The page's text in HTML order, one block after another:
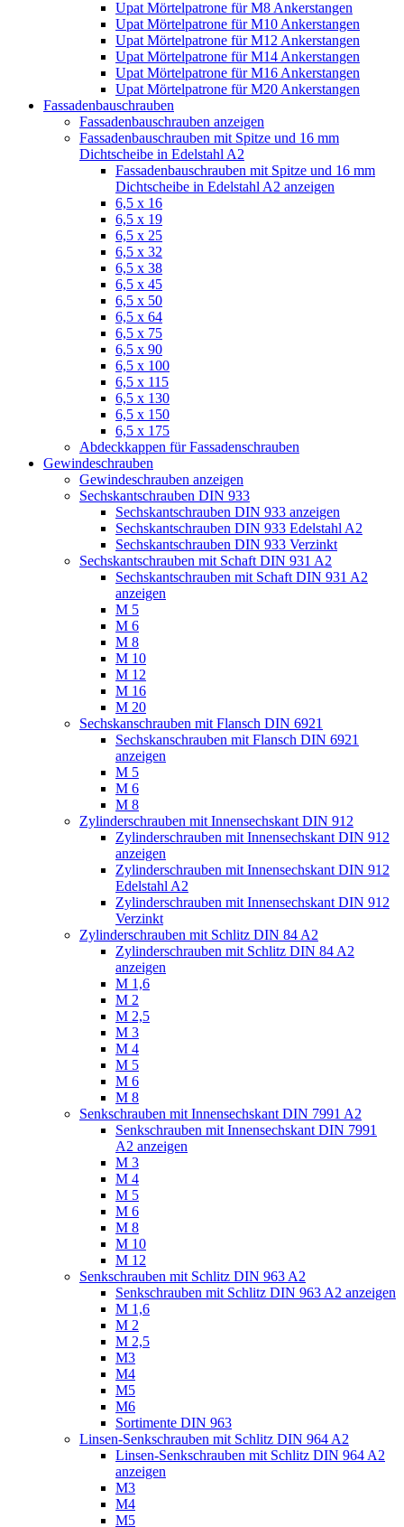
Upat Mörtelpatrone für M8 Ankerstangen
Upat Mörtelpatrone für M10 Ankerstangen
Upat Mörtelpatrone für M12 Ankerstangen
Upat Mörtelpatrone für M14 Ankerstangen
Upat Mörtelpatrone für M16 Ankerstangen
Upat Mörtelpatrone für M20 Ankerstangen
Fassadenbauschrauben
Fassadenbauschrauben anzeigen
Fassadenbauschrauben mit Spitze und 16 mm
Dichtscheibe in Edelstahl A2
Fassadenbauschrauben mit Spitze und 16 mm
Dichtscheibe in Edelstahl A2 anzeigen
6,5 x 16
6,5 x 19
6,5 x 25
6,5 x 32
6,5 x 38
6,5 x 45
6,5 x 50
6,5 x 64
6,5 x 75
6,5 x 90
6,5 x 100
6,5 x 115
6,5 x 130
6,5 x 150
6,5 x 175
Abdeckkappen für Fassadenschrauben
Gewindeschrauben
Gewindeschrauben anzeigen
Sechskantschrauben DIN 933
Sechskantschrauben DIN 933 anzeigen
Sechskantschrauben DIN 933 Edelstahl A2
Sechskantschrauben DIN 933 Verzinkt
Sechskantschrauben mit Schaft DIN 931 A2
Sechskantschrauben mit Schaft DIN 931 A2
anzeigen
M 5
M 6
M 8
M 10
M 12
M 16
M 20
Sechskanschrauben mit Flansch DIN 6921
Sechskanschrauben mit Flansch DIN 6921
anzeigen
M 5
M 6
M 8
Zylinderschrauben mit Innensechskant DIN 912
Zylinderschrauben mit Innensechskant DIN 912
anzeigen
Zylinderschrauben mit Innensechskant DIN 912
Edelstahl A2
Zylinderschrauben mit Innensechskant DIN 912
Verzinkt
Zylinderschrauben mit Schlitz DIN 84 A2
Zylinderschrauben mit Schlitz DIN 84 A2
anzeigen
M 1,6
M 2
M 2,5
M 3
M 4
M 5
M 6
M 8
Senkschrauben mit Innensechskant DIN 7991 A2
Senkschrauben mit Innensechskant DIN 7991
A2 anzeigen
M 3
M 4
M 5
M 6
M 8
M 10
M 12
Senkschrauben mit Schlitz DIN 963 A2
Senkschrauben mit Schlitz DIN 963 A2 anzeigen
M 1,6
M 2
M 2,5
M3
M4
M5
M6
Sortimente DIN 963
Linsen-Senkschrauben mit Schlitz DIN 964 A2
Linsen-Senkschrauben mit Schlitz DIN 964 A2
anzeigen
M3
M4
M5